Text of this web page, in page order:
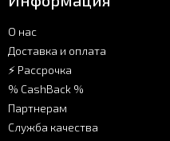
О нас
Доставка и оплата
⚡ Рассрочка
% CashBack %
Партнерам
Служба качества